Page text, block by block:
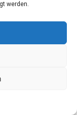
werden.